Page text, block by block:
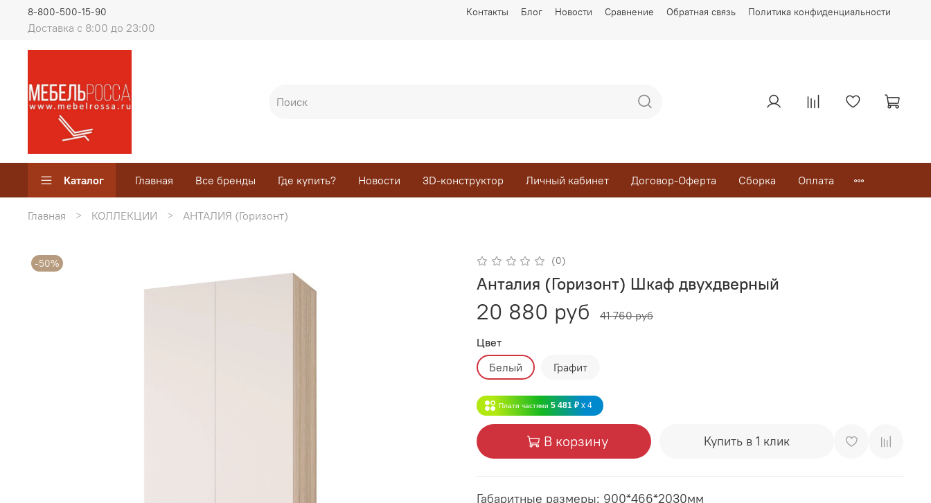
Контакты Блог Новости Сравнение Обратная связь Политика конфиденциальности
Доставка с 8:00 до 23:00
8-800-500-15-90
Каталог Главная Все бренды Где купить? Новости 3D-конструктор Личный кабинет Договор-Оферта Сборка Оплата
Главная КОЛЛЕКЦИИ АНТАЛИЯ (Горизонт)
-50% (0)
Анталия (Горизонт) Шкаф двухдверный
20 880 руб
41 760 руб
Цвет
Белый
Графит
Плати частями 5 481 ₽ x 4
В корзину Купить в 1 клик
Габаритные размеры: 900*466*2030мм